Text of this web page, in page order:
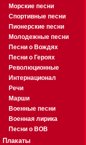
Морские песни
Спортивные песни
Пионерские песни
Молодежные песни
Песни о Вождях
Песни о Героях
Революционные
Интернационал
Речи
Марши
Военные песни
Военная лирика
Песни о ВОВ
Плакаты